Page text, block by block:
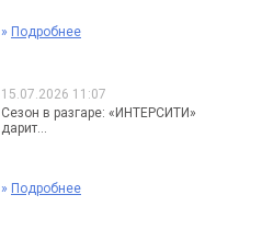
» Подробнее
15.07.2026 11:07
Сезон в разгаре: «ИНТЕРСИТИ»
дарит...
» Подробнее